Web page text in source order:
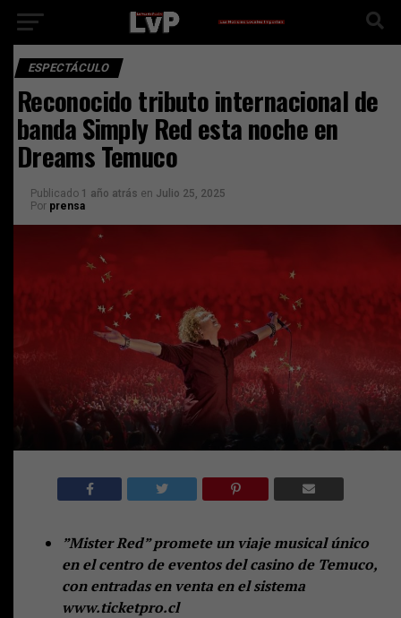
ESPECTÁCULO
Reconocido tributo internacional de
banda Simply Red esta noche en
Dreams Temuco
Publicado 1 año atrás en Julio 25, 2025
Por prensa
”Mister Red” promete un viaje musical único
en el centro de eventos del casino de Temuco,
con entradas en venta en el sistema
www.ticketpro.cl